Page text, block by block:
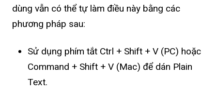
dùng vẫn có thể tự làm điều này bằng các
phương pháp sau:
Sử dụng phím tắt Ctrl + Shift + V (PC) hoặc
Command + Shift + V (Mac) để dán Plain
Text.